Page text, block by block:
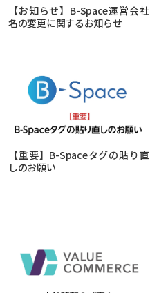
【お知らせ】B-Space運営会社
名の変更に関するお知らせ
【重要】B-Spaceタグの貼り直
しのお願い